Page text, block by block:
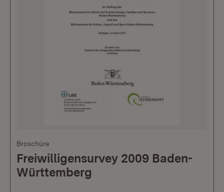
Broschüre
Freiwilligensurvey 2009 Baden-
Württemberg